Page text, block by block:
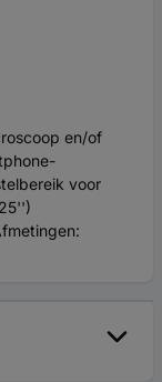
en/of
voor